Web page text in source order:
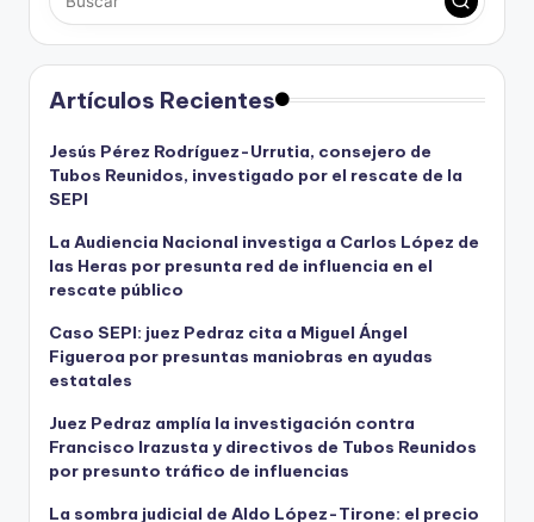
Artículos Recientes
Jesús Pérez Rodríguez-Urrutia, consejero de
Tubos Reunidos, investigado por el rescate de la
SEPI
La Audiencia Nacional investiga a Carlos López de
las Heras por presunta red de influencia en el
rescate público
Caso SEPI: juez Pedraz cita a Miguel Ángel
Figueroa por presuntas maniobras en ayudas
estatales
Juez Pedraz amplía la investigación contra
Francisco Irazusta y directivos de Tubos Reunidos
por presunto tráfico de influencias
La sombra judicial de Aldo López-Tirone: el precio